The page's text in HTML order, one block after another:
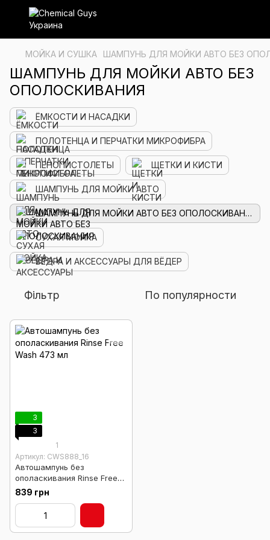
МОЙКА И СУШКА ШАМПУНЬ ДЛЯ МОЙКИ АВТО БЕЗ
ШАМПУНЬ ДЛЯ МОЙКИ АВТО БЕЗ
ОПОЛОСКИВАНИЯ
ЁМКОСТИ И НАСАДКИ
ПОЛОТЕНЦА И ПЕРЧАТКИ МИКРОФИБРА
ПЕНОПИСТОЛЕТЫ ЩЕТКИ И КИСТИ
ШАМПУНЬ ДЛЯ МОЙКИ АВТО
ШАМПУНЬ ДЛЯ МОЙКИ АВТО БЕЗ ОПОЛОСКИВАНИЯ
СУХАЯ МОЙКА
ВЁДРА И АКСЕССУАРЫ ДЛЯ ВЁДЕР
Фільтр По популярности
3
3
1
Артикул: CWS888_16
Автошампунь без
ополаскивания Rinse Free
Wash 473 мл
839 грн